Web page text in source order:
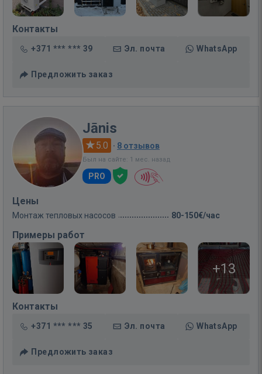
Контакты
+371 *** *** 39 Эл. почта WhatsApp
Предложить заказ
Jānis
5.0 · 8 отзывов
Был на сайте: 1 мес. назад
PRO
Цены
Монтаж тепловых насосов 80-150€/час
Примеры работ
+13
Контакты
+371 *** *** 35 Эл. почта WhatsApp
Предложить заказ